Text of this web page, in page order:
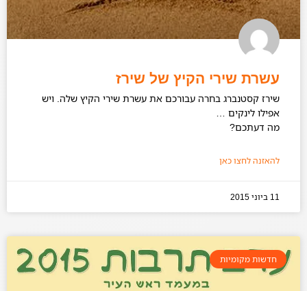
עשרת שירי הקיץ של שירז
שירז קסטנברג בחרה עבורכם את עשרת שירי הקיץ שלה. ויש
אפילו לינקים …
מה דעתכם?
להאזנה לחצו כאן
11 ביוני 2015
חדשות מקומיות